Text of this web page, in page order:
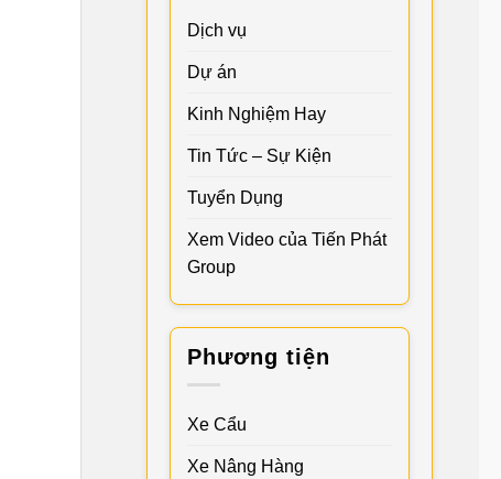
Dịch vụ
Dự án
Kinh Nghiệm Hay
Tin Tức – Sự Kiện
Tuyển Dụng
Xem Video của Tiến Phát
Group
Phương tiện
Xe Cẩu
Xe Nâng Hàng